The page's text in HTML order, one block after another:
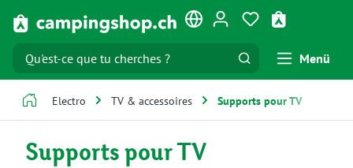
Passer au contenu principal Vous avez 0
Menü
Electro TV & accessoires Supports pour TV
Supports pour TV